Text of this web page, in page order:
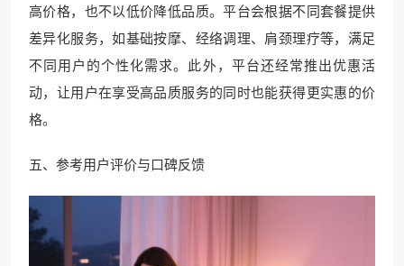
高价格，也不以低价降低品质。平台会根据不同套餐提供
差异化服务，如基础按摩、经络调理、肩颈理疗等，满足
不同用户的个性化需求。此外，平台还经常推出优惠活
动，让用户在享受高品质服务的同时也能获得更实惠的价
格。
五、参考用户评价与口碑反馈